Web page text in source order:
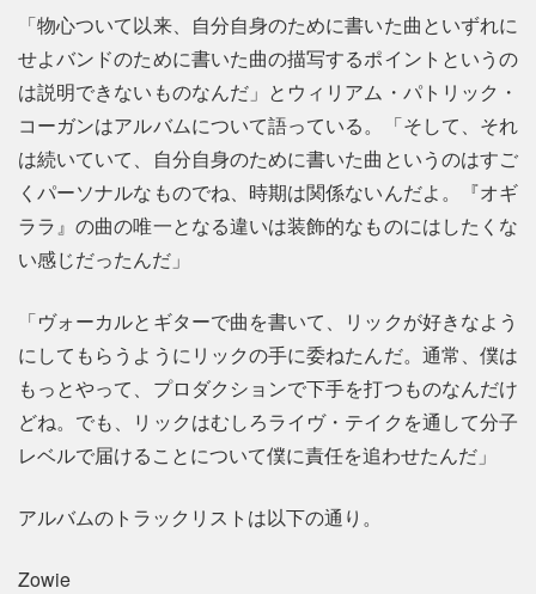
「物心ついて以来、自分自身のために書いた曲といずれに
せよバンドのために書いた曲の描写するポイントというの
は説明できないものなんだ」とウィリアム・パトリック・
コーガンはアルバムについて語っている。「そして、それ
は続いていて、自分自身のために書いた曲というのはすご
くパーソナルなものでね、時期は関係ないんだよ。『オギ
ララ』の曲の唯一となる違いは装飾的なものにはしたくな
い感じだったんだ」
「ヴォーカルとギターで曲を書いて、リックが好きなよう
にしてもらうようにリックの手に委ねたんだ。通常、僕は
もっとやって、プロダクションで下手を打つものなんだけ
どね。でも、リックはむしろライヴ・テイクを通して分子
レベルで届けることについて僕に責任を追わせたんだ」
アルバムのトラックリストは以下の通り。
Zowie